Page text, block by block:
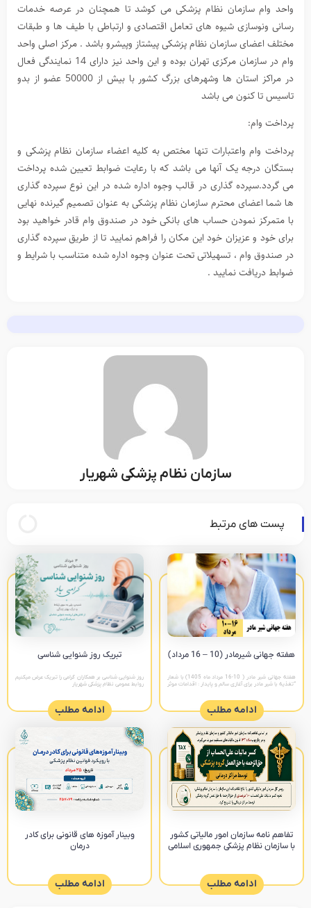
واحد وام سازمان نظام پزشکی می کوشد تا همچنان در عرصه خدمات
رسانی ونوسازی شیوه های تعامل اقتصادی و ارتباطی با طیف ها و طبقات
مختلف اعضای سازمان نظام پزشکی پیشتاز وپیشرو باشد . مرکز اصلی واحد
وام در سازمان مرکزی تهران بوده و این واحد نیز دارای 14 نمایندگی فعال
در مراکز استان ها وشهرهای بزرگ کشور با بیش از 50000 عضو از بدو
تاسیس تا کنون می باشد
پرداخت وام:
پرداخت وام واعتبارات تنها مختص به کلیه اعضاء سازمان نظام پزشکی و
بستگان درجه یک آنها می باشد که با رعایت ضوابط تعیین شده پرداخت
می گردد.سپرده گذاری در قالب وجوه اداره شده در این نوع سپرده گذاری
ها شما اعضای محترم سازمان نظام پزشکی به عنوان تصمیم گیرنده نهایی
با متمرکز نمودن حساب های بانکی خود در صندوق وام قادر خواهید بود
برای خود و عزیزان خود این مکان را فراهم نمایید تا از طریق سپرده گذاری
در صندوق وام ، تسهیلاتی تحت عنوان وجوه اداره شده متناسب با شرایط و
ضوابط دریافت نمایید .
سازمان نظام پزشکی شهریار
پست های مرتبط
هفته جهانی شیرمادر (10 – 16 مرداد)
هفته جهانی شیر مادر ( 10-16 مرداد ماه 1405) با شعار
“تغذیه با شیر مادر برای آغازی سالم و پایدار : اقدامات موثر
ادامه مطلب
تبریک روز شنوایی شناسی
روز شنوایی شناسی بر همکاران گرامی را تبریک عرض میکنیم
روابط عمومی نظام پزشکی شهریار
ادامه مطلب
تفاهم نامه سازمان امور مالیاتی کشور
با سازمان نظام پزشکی جمهوری اسلامی
ادامه مطلب
وبینار آموزه های قانونی برای کادر
درمان
ادامه مطلب